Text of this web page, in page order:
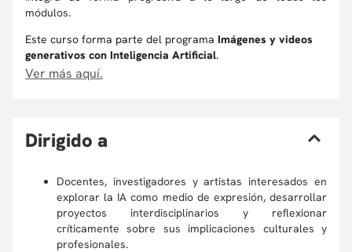
módulos.
Este curso forma parte del programa Imágenes y videos
generativos con Inteligencia Artificial.
Ver más aquí.
Dirigido a
Docentes, investigadores y artistas interesados en
explorar la IA como medio de expresión, desarrollar
proyectos interdisciplinarios y reflexionar
críticamente sobre sus implicaciones culturales y
profesionales.